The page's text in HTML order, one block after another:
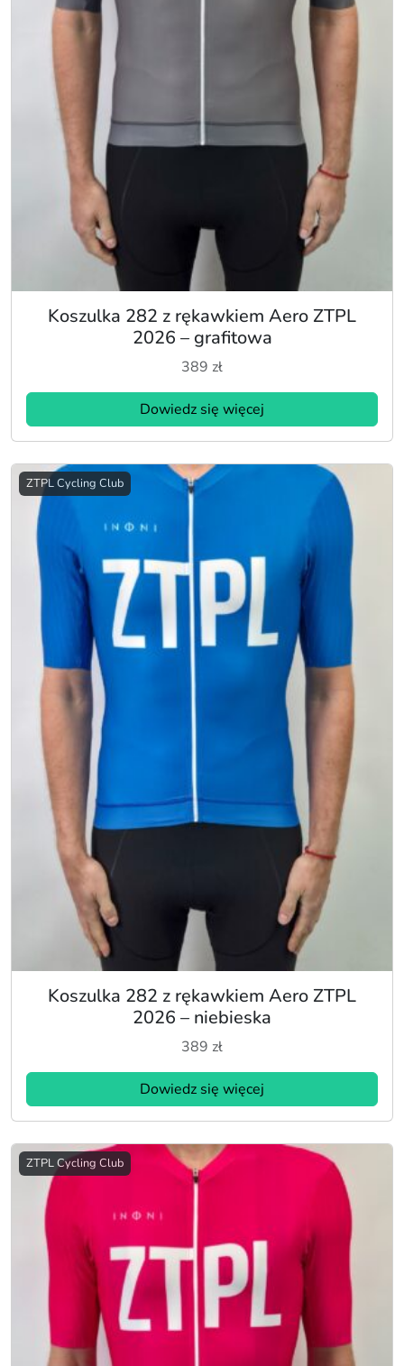
Koszulka 282 z rękawkiem Aero ZTPL
2026 – grafitowa
389 zł
Dowiedz się więcej
ZTPL Cycling Club
Koszulka 282 z rękawkiem Aero ZTPL
2026 – niebieska
389 zł
Dowiedz się więcej
ZTPL Cycling Club